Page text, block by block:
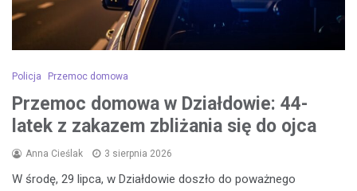
Policja Przemoc domowa
Przemoc domowa w Działdowie: 44-
latek z zakazem zbliżania się do ojca
Anna Cieślak 3 sierpnia 2026
W środę, 29 lipca, w Działdowie doszło do poważnego